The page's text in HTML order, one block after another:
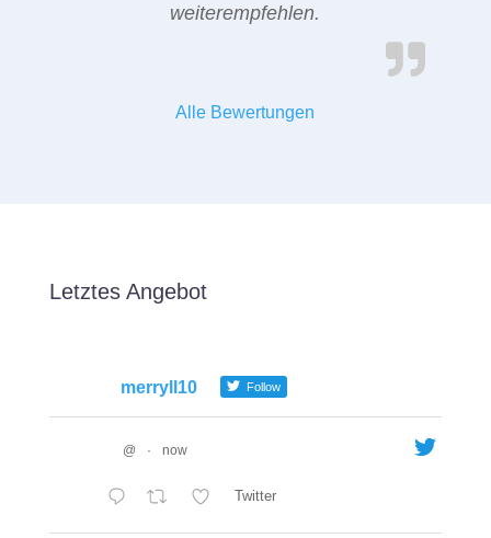
weiterempfehlen.
Alle Bewertungen
Letztes Angebot
merryll10 Follow
@ · now
Twitter